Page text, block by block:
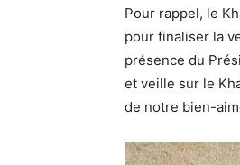
Pour rappel, le
pour finaliser la
présence du
et veille sur le
de notre bien-